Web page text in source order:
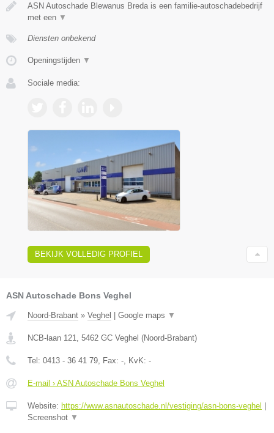
ASN Autoschade Blewanus Breda is een familie-autoschadebedrijf
met een ▼
Diensten onbekend
Openingstijden ▼
Sociale media:
BEKIJK VOLLEDIG PROFIEL
ASN Autoschade Bons Veghel
Noord-Brabant » Veghel Google maps ▼
NCB-laan 121, 5462 GC Veghel (Noord-Brabant)
Tel: 0413 - 36 41 79, Fax: -, KvK: -
E-mail › ASN Autoschade Bons Veghel
Website: https://www.asnautoschade.nl/vestiging/asn-bons-veghel
Screenshot ▼